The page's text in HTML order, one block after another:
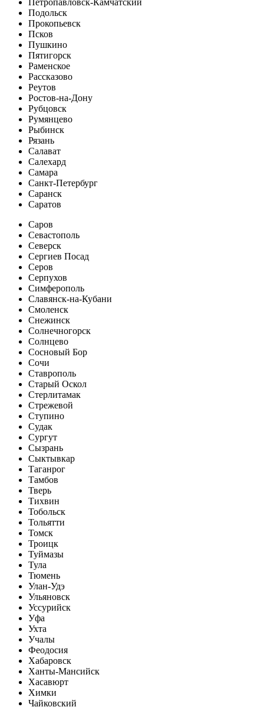
Подольск
Прокопьевск
Псков
Пушкино
Пятигорск
Раменское
Рассказово
Реутов
Ростов-на-Дону
Рубцовск
Румянцево
Рыбинск
Рязань
Салават
Салехард
Самара
Санкт-Петербург
Саранск
Саратов
Саров
Севастополь
Северск
Сергиев Посад
Серов
Серпухов
Симферополь
Славянск-на-Кубани
Смоленск
Снежинск
Солнечногорск
Солнцево
Сосновый Бор
Сочи
Ставрополь
Старый Оскол
Стерлитамак
Стрежевой
Ступино
Судак
Сургут
Сызрань
Сыктывкар
Таганрог
Тамбов
Тверь
Тихвин
Тобольск
Тольятти
Томск
Троицк
Туймазы
Тула
Тюмень
Улан-Удэ
Ульяновск
Уссурийск
Уфа
Ухта
Учалы
Феодосия
Хабаровск
Ханты-Мансийск
Хасавюрт
Химки
Чайковский